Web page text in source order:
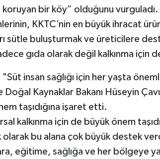
koruyan bir köy” olduğunu vurguladı.
KKTC’nin en büyük ihracat
sütle buluşturmak ve üreticilere
gıda olarak değil kalkınma için
insan sağlığı için her yaşta
Doğal Kaynaklar Bakanı Hüseyin
taşıdığına işaret etti.
kalkınma için de büyük önem
olarak bu alana çok büyük destek
eğitime, sağlığa ve her bölgeye